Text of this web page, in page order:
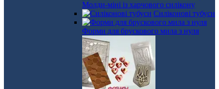
Молди-міні із харчового силікону
Силіконові тубуси
Форми для брускового мила з нуля